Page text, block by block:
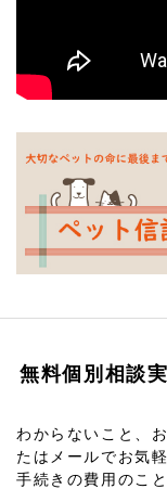
無料個別相談
わからないこと、
たはメールでお気
手続きの費用のこ